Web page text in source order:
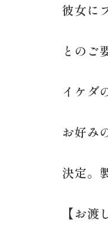
彼女に
とのご
イケダ
お好み
決定。
【お渡